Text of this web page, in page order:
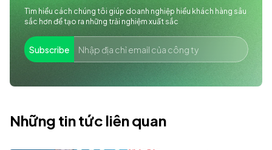
Tìm hiểu cách chúng tôi giúp doanh nghiệp hiểu khách hàng sâu
sắc hơn để tạo ra những trải nghiệm xuất sắc
Subscribe
Những tin tức liên quan